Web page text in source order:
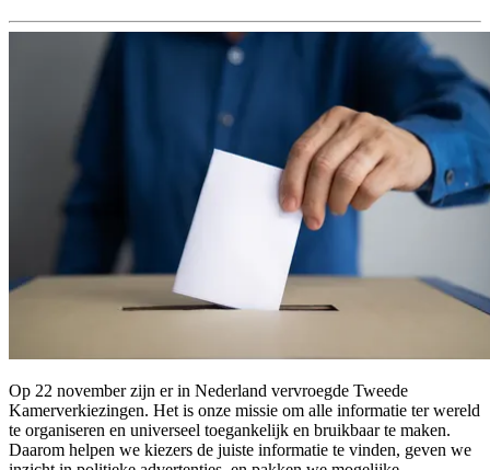
Op 22 november zijn er in Nederland vervroegde Tweede
Kamerverkiezingen. Het is onze missie om alle informatie ter wereld
te organiseren en universeel toegankelijk en bruikbaar te maken.
Daarom helpen we kiezers de juiste informatie te vinden, geven we